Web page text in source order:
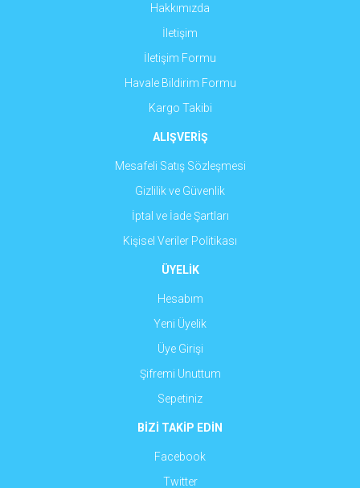
Gönder
Hakkımızda
İletişim
İletişim Formu
Havale Bildirim Formu
Kargo Takibi
ALIŞVERİŞ
Mesafeli Satış Sözleşmesi
Gizlilik ve Güvenlik
İptal ve İade Şartları
Kişisel Veriler Politikası
ÜYELİK
Hesabım
Yeni Üyelik
Üye Girişi
Şifremi Unuttum
Sepetiniz
BİZİ TAKİP EDİN
Facebook
Twitter